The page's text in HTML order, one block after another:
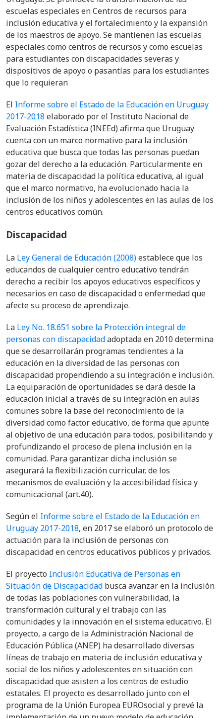
escuelas especiales en Centros de recursos para
inclusión educativa y el fortalecimiento y la expansión
de los maestros de apoyo. Se mantienen las escuelas
especiales como centros de recursos y como escuelas
para estudiantes con discapacidades severas y
dispositivos de apoyo o pasantías para los estudiantes
que lo requieran
El Informe sobre el Estado de la Educación en Uruguay
2017-2018 elaborado por el Instituto Nacional de
Evaluación Estadística (INEEd) afirma que Uruguay
cuenta con un marco normativo para la inclusión
educativa que busca que todas las personas puedan
gozar del derecho a la educación. Particularmente en
materia de discapacidad la política educativa, al igual
que el marco normativo, ha evolucionado hacia la
inclusión de los niños y adolescentes en las aulas de los
centros educativos común.
Discapacidad
La Ley General de Educación (2008)establece que los
educandos de cualquier centro educativo tendrán
derecho a recibir los apoyos educativos específicos y
necesarios en caso de discapacidad o enfermedad que
afecte su proceso de aprendizaje.
La Ley No. 18.651 sobre la Protección integral de
personas con discapacidadadoptada en 2010 determina
que se desarrollarán programas tendientes a la
educación en la diversidad de las personas con
discapacidad propendiendo a su integración e inclusión.
La equiparación de oportunidades se dará desde la
educación inicial a través de su integración en aulas
comunes sobre la base del reconocimiento de la
diversidad como factor educativo, de forma que apunte
al objetivo de una educación para todos, posibilitando y
profundizando el proceso de plena inclusión en la
comunidad. Para garantizar dicha inclusión se
asegurará la flexibilización curricular, de los
mecanismos de evaluación y la accesibilidad física y
comunicacional (art.40).
Según el Informe sobre el Estado de la Educación en
Uruguay 2017-2018, en 2017 se elaboró un protocolo de
actuación para la inclusión de personas con
discapacidad en centros educativos públicos y privados.
El proyecto Inclusión Educativa de Personas en
Situación de Discapacidad busca avanzar en la inclusión
de todas las poblaciones con vulnerabilidad, la
transformación cultural y el trabajo con las
comunidades y la innovación en el sistema educativo. El
proyecto, a cargo de la Administración Nacional de
Educación Pública (ANEP) ha desarrollado diversas
líneas de trabajo en materia de inclusión educativa y
social de los niños y adolescentes en situación con
discapacidad que asisten a los centros de estudio
estatales. El proyecto es desarrollado junto con el
programa de la Unión Europea EUROsocial y prevé la